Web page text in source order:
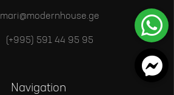
mari@modernhouse.ge
(+995) 591 44 95 95
Navigation